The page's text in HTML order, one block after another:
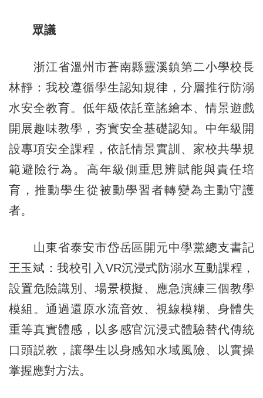
眾議
浙江省溫州市蒼南縣靈溪鎮第二小學校長
林靜：我校遵循學生認知規律，分層推行防溺
水安全教育。低年級依託童謠繪本、情景遊戲
開展趣味教學，夯實安全基礎認知。中年級開
設專項安全課程，依託情景實訓、家校共學規
範避險行為。高年級側重思辨賦能與責任培
育，推動學生從被動學習者轉變為主動守護
者。
山東省泰安市岱岳區開元中學黨總支書記
王玉斌：我校引入VR沉浸式防溺水互動課程，
設置危險識別、場景模擬、應急演練三個教學
模組。通過還原水流音效、視線模糊、身體失
重等真實體感，以多感官沉浸式體驗替代傳統
口頭説教，讓學生以身感知水域風險、以實操
掌握應對方法。